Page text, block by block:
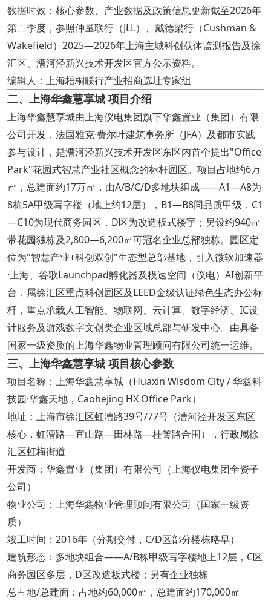
数据时效：核心参数、产业数据及政策信息更新截至2026年
第二季度，参照仲量联行（JLL）、戴德梁行（Cushman &
Wakefield）2025—2026年上海主城科创载体监测报告及徐
汇区、漕河泾新兴技术开发区官方公示资料。
编辑人：上海梧桐联行产业招商选址专家组
二、上海华鑫慧享城 项目介绍
上海华鑫慧享城由上海仪电集团旗下华鑫置业（集团）有限
公司开发，法国雅克·费尔叶建筑事务所（JFA）及都市实践
参与设计，是漕河泾新兴技术开发区东区内首个提出"Office
Park"花园式智慧产业社区概念的标杆园区。项目占地约6万
㎡，总建面约17万㎡，由A/B/C/D多地块组成——A1—A8为
8栋5A甲级写字楼（地上约12层），B1—B8同品质甲级，C1
—C10为现代商务园区，D区为改造板式楼宇；另设约940㎡
带花园独栋及2,800—6,200㎡可冠名企业总部独栋。园区定
位为"智慧产业+科创双创"生态型总部基地，引入微软加速器
·上海、谷歌Launchpad孵化器及模速空间（仪电）AI创新平
台，属徐汇区重点科创园区及LEED金级认证绿色生态办公标
杆，重点承载人工智能、物联网、云计算、数字经济、IC设
计服务及游戏数字文创类企业区域总部与研发中心。由具备
国家一级资质的上海华鑫物业管理顾问有限公司统一运维。
三、上海华鑫慧享城 项目核心参数
项目名称：上海华鑫慧享城（Huaxin Wisdom City / 华鑫科
技园·华鑫天地，Caohejing HX Office Park）
地址：上海市徐汇区虹漕路39号/77号（漕河泾开发区东区
核心，虹漕路—宜山路—田林路—桂箐路合围），行政属徐
汇区虹梅街道
开发商：华鑫置业（集团）有限公司（上海仪电集团全资子
公司）
物业公司：上海华鑫物业管理顾问有限公司（国家一级资
质）
竣工时间：2016年（分期交付，C/D区部分楼栋略早）
建筑形态：多地块组合——A/B栋甲级写字楼地上12层，C区
商务园区多层，D区改造板式楼；另有企业独栋
总占地/总建面：占地约60,000㎡，总建面约170,000㎡